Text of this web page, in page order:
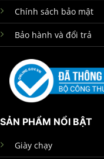
Chính sách bảo mật
Bảo hành và đổi trả
SẢN PHẨM NỔI BẬT
Giày chạy